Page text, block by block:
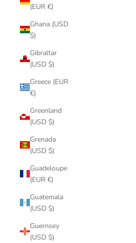
(EUR €)
Ghana (USD
$)
Gibraltar
(USD $)
Greece (EUR
€)
Greenland
(USD $)
Grenada
(USD $)
Guadeloupe
(EUR €)
Guatemala
(USD $)
Guernsey
(USD $)